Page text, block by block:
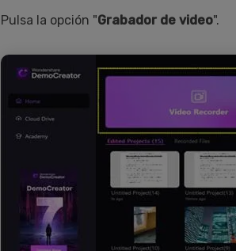
Pulsa la opción "Grabador de video".